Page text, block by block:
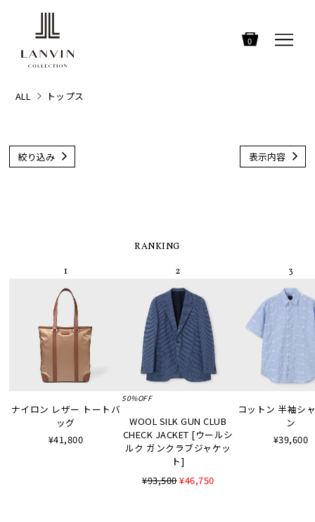
0
ALL トップス
絞り込み 表示内容
RANKING
ナイロン レザー トートバ
ッグ
¥41,800
50%OFF
WOOL SILK GUN CLUB
CHECK JACKET [ウールシ
ルク ガンクラブジャケッ
ト]
¥93,500¥46,750
コットン 半袖シ
ン
¥39,600